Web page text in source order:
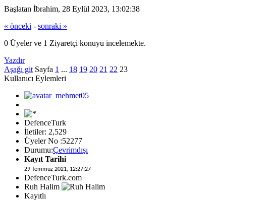
Başlatan İbrahim, 28 Eylül 2023, 13:02:38
« önceki - sonraki »
0 Üyeler ve 1 Ziyaretçi konuyu incelemekte.
Yazdır
Aşağı git Sayfa 1 ... 18 19 20 21 22 23
Kullanıcı Eylemleri
DefenceTurk
İletiler: 2,529
Üyeler No :52277
Durumu:Çevrimdışı
Kayıt Tarihi
29 Temmuz 2021, 12:27:27
DefenceTurk.com
Ruh Halim
Kayıtlı